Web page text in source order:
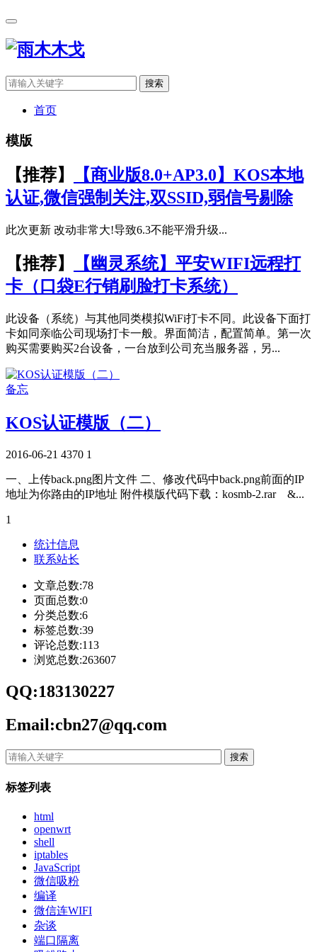
搜索
首页
模版
【推荐】
【商业版8.0+AP3.0】KOS本地
认证,微信强制关注,双SSID,弱信号剔除
此次更新 改动非常大!导致6.3不能平滑升级...
【推荐】
【幽灵系统】平安WIFI远程打
卡（口袋E行销刷脸打卡系统）
此设备（系统）与其他同类模拟WiFi打卡不同。此设备下面打
卡如同亲临公司现场打卡一般。界面简洁，配置简单。第一次
购买需要购买2台设备，一台放到公司充当服务器，另...
备忘
KOS认证模版（二）
2016-06-21 4370 1
一、上传back.png图片文件 二、修改代码中back.png前面的IP
地址为你路由的IP地址 附件模版代码下载：kosmb-2.rar &...
1
统计信息
联系站长
文章总数:78
页面总数:0
分类总数:6
标签总数:39
评论总数:113
浏览总数:263607
QQ:183130227
Email:cbn27@qq.com
搜索
标签列表
html
openwrt
shell
iptables
JavaScript
微信吸粉
编译
微信连WIFI
杂谈
端口隔离